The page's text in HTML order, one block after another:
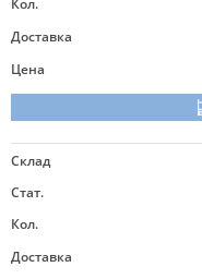
Кол.
Доставка
Цена
Склад
Стат.
Кол.
Доставка